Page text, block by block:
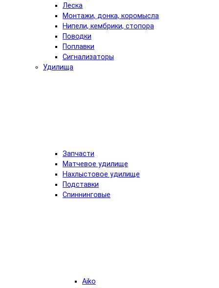
Леска
Монтажи, донка, коромысла
Нипели, кембрики, стопора
Поводки
Поплавки
Сигнализаторы
Удилища
Запчасти
Матчевое удилище
Нахлыстовое удилище
Подставки
Спиннинговые
Aiko